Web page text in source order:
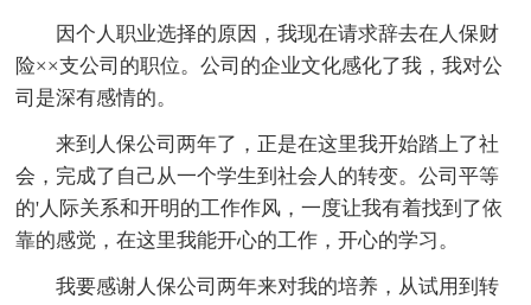
因个人职业选择的原因，我现在请求辞去在人保财
险××支公司的职位。公司的企业文化感化了我，我对公
司是深有感情的。
来到人保公司两年了，正是在这里我开始踏上了社
会，完成了自己从一个学生到社会人的转变。公司平等
的'人际关系和开明的工作作风，一度让我有着找到了依
靠的感觉，在这里我能开心的工作，开心的学习。
我要感谢人保公司两年来对我的培养，从试用到转